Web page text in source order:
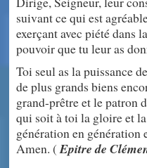
suivant ce qui est
exerçant avec piété dans
pouvoir que tu leur as
Toi seul as la puissance
de plus grands biens
grand-prêtre et le patron
qui soit à toi la gloire et
génération en génération
Amen. (Epitre de